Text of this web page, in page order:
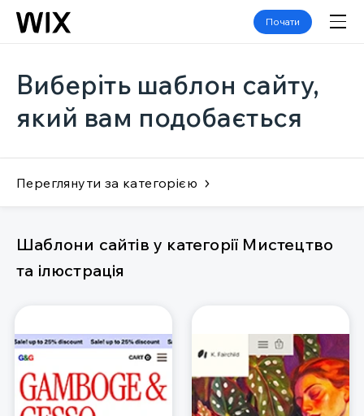
Почати
Виберіть шаблон сайту,
який вам подобається
Переглянути за категорією
Шаблони сайтів у категорії Мистецтво
та ілюстрація